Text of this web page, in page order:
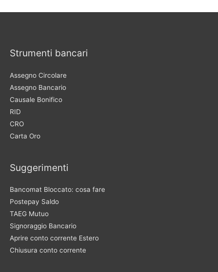
Strumenti bancari
Assegno Circolare
Assegno Bancario
Causale Bonifico
RID
CRO
Carta Oro
Suggerimenti
Bancomat Bloccato: cosa fare
Postepay Saldo
TAEG Mutuo
Signoraggio Bancario
Aprire conto corrente Estero
Chiusura conto corrente